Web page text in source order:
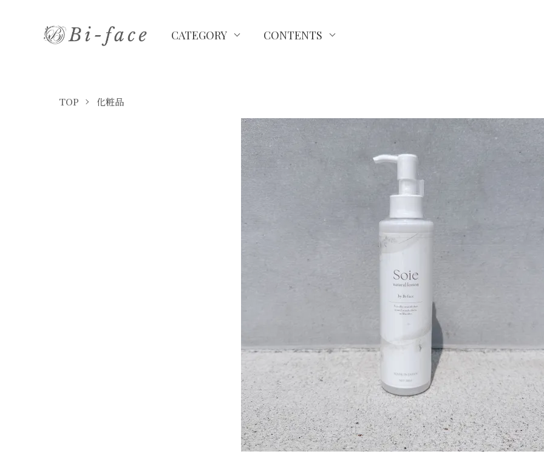
CATEGORY CONTENTS
TOP 化粧品